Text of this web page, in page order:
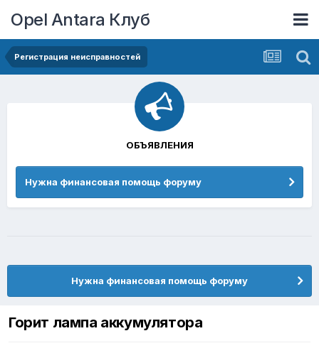
Opel Antara Клуб
Регистрация неисправностей
Нужна финансовая помощь форуму
Горит лампа аккумулятора
ОБЪЯВЛЕНИЯ
Нужна финансовая помощь форуму